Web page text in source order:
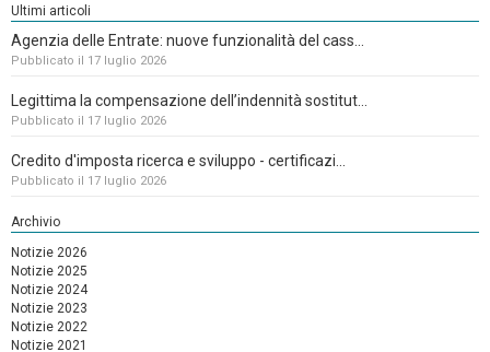
Ultimi articoli
Agenzia delle Entrate: nuove funzionalità del cass...
Pubblicato il 17 luglio 2026
Legittima la compensazione dell’indennità sostitut...
Pubblicato il 17 luglio 2026
Credito d'imposta ricerca e sviluppo - certificazi...
Pubblicato il 17 luglio 2026
Archivio
Notizie 2026
Notizie 2025
Notizie 2024
Notizie 2023
Notizie 2022
Notizie 2021